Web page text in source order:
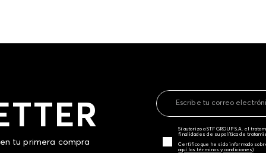
tu primera compra
Sí autorizo a STF GROUP S.A. el
finalidades de su política de
Certifico que he sido informado
aquí los términos y condiciones)